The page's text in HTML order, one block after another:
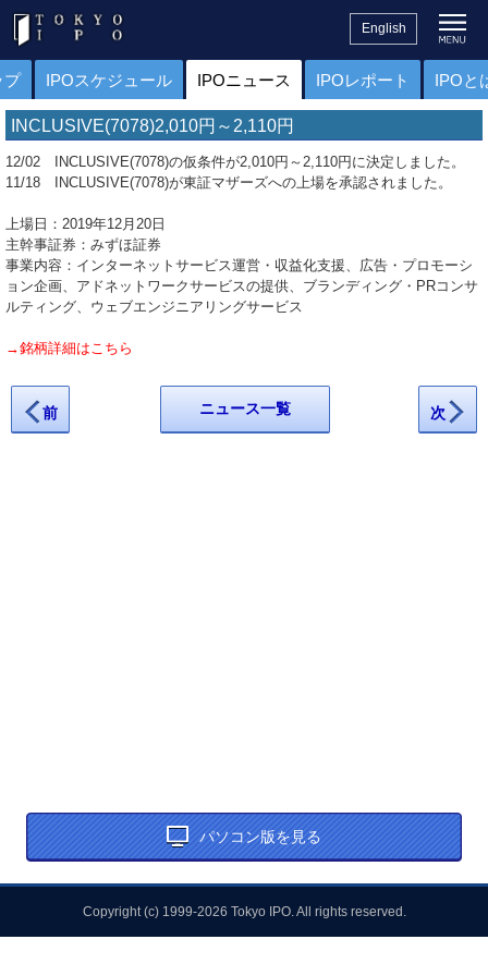
English
プ IPOスケジュール IPOニュース IPOレポート IPOと
INCLUSIVE(7078)2,010円～2,110円
12/02 INCLUSIVE(7078)の仮条件が2,010円～2,110円に決定しました。
11/18 INCLUSIVE(7078)が東証マザーズへの上場を承認されました。
上場日：2019年12月20日
主幹事証券：みずほ証券
事業内容：インターネットサービス運営・収益化支援、広告・プロモーシ
ョン企画、アドネットワークサービスの提供、ブランディング・PRコンサ
ルティング、ウェブエンジニアリングサービス
→銘柄詳細はこちら
前 ニュース一覧 次
パソコン版を見る
Copyright (c) 1999-2026 Tokyo IPO. All rights reserved.